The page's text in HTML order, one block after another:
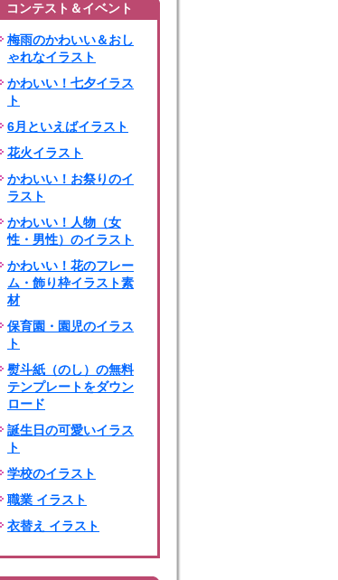
コンテスト＆イベント
梅雨のかわいい＆おし
ゃれなイラスト
かわいい！七夕イラス
ト
6月といえばイラスト
花火イラスト
かわいい！お祭りのイ
ラスト
かわいい！人物（女
性・男性）のイラスト
かわいい！花のフレー
ム・飾り枠イラスト素
材
保育園・園児のイラス
ト
熨斗紙（のし）の無料
テンプレートをダウン
ロード
誕生日の可愛いイラス
ト
学校のイラスト
職業 イラスト
衣替え イラスト